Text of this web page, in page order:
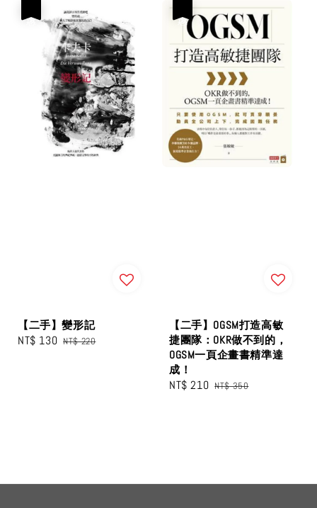
【二手】變形記
Sale
NT$ 130 Regular
NT$ 220
【二手】OGSM打造高敏
捷團隊：OKR做不到的，
OGSM一頁企畫書精準達
成！
Sale
NT$ 210 Regular
NT$ 350